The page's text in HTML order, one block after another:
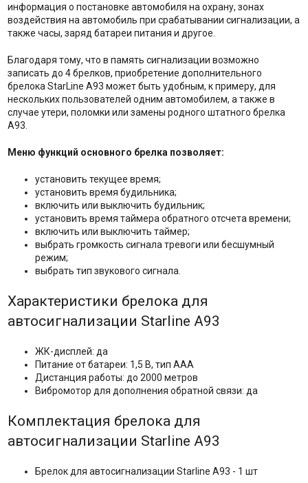
информация о постановке автомобиля на охрану, зонах
воздействия на автомобиль при срабатывании сигнализации, а
также часы, заряд батареи питания и другое.
Благодаря тому, что в память сигнализации возможно
записать до 4 брелков, приобретение дополнительного
брелока StarLine A93 может быть удобным, к примеру, для
нескольких пользователей одним автомобилем, а также в
случае утери, поломки или замены родного штатного брелка
A93.
Меню функций основного брелка позволяет:
установить текущее время;
установить время будильника;
включить или выключить будильник;
установить время таймера обратного отсчета времени;
включить или выключить таймер;
выбрать громкость сигнала тревоги или бесшумный
режим;
выбрать тип звукового сигнала.
Характеристики брелока для
автосигнализации Starline A93
ЖК-дисплей: да
Питание от батареи: 1,5 В, тип ААА
Дистанция работы: до 2000 метров
Вибромотор для дополнения обратной связи: да
Комплектация брелока для
автосигнализации Starline A93
Брелок для автосигнализации Starline A93 - 1 шт